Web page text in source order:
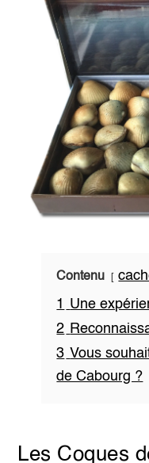
Contenu
1
Une
2
3 Vous
de Cabourg ?
Les Coques